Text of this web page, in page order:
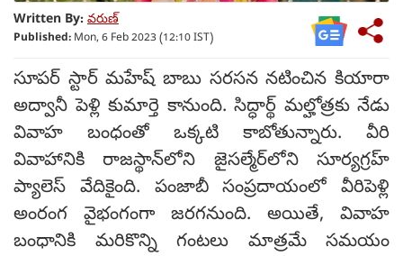
Written By: వరుణ్
Published: Mon, 6 Feb 2023 (12:10 IST)
సూపర్ స్టార్ మహేష్ బాబు సరసన నటించిన కియారా
అద్వానీ పెళ్లి కుమార్తె కానుంది. సిద్ధార్థ్ మల్హోత్రకు నేడు
వివాహ బంధంతో ఒక్కటి కాబోతున్నారు. వీరి
వివాహానికి రాజస్థాన్‌‌లోని జైసల్మేర్‌లోని సూర్యగ్రహ్
ప్యాలెస్‌ వేదికైంది. పంజాబీ సంప్రదాయంలో వీరిపెళ్లి
అంరంగ వైభంగంగా జరగనుంది. అయితే, వివాహ
బంధానికి మరికొన్ని గంటలు మాత్రమే సమయం